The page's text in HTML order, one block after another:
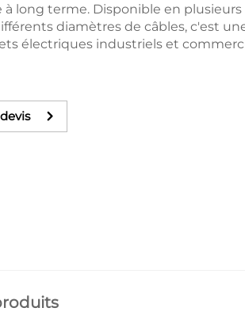
à long terme. Disponible en
diamètres de câbles, c'est
électriques industriels et